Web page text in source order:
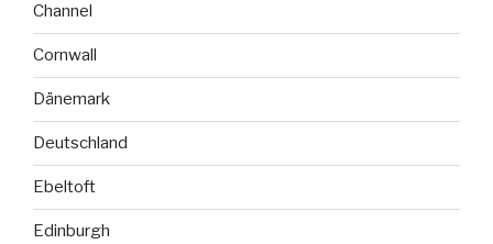
Channel
Cornwall
Dänemark
Deutschland
Ebeltoft
Edinburgh